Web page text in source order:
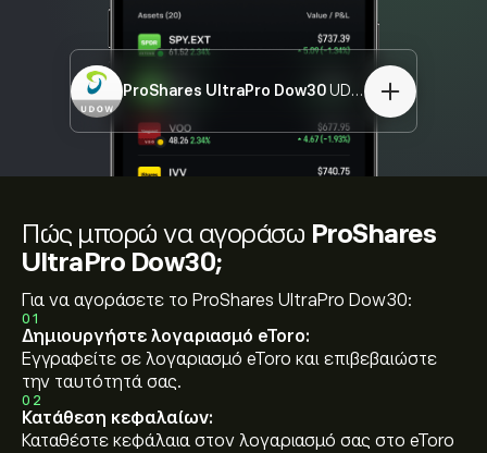
ProShares UltraPro Dow30UDOW
Πώς μπορώ να αγοράσω ProShares
UltraPro Dow30;
Για να αγοράσετε το ProShares UltraPro Dow30:
01
Δημιουργήστε λογαριασμό eToro:
Εγγραφείτε σε λογαριασμό eToro και επιβεβαιώστε
την ταυτότητά σας.
02
Κατάθεση κεφαλαίων:
Καταθέστε κεφάλαια στον λογαριασμό σας στο eToro